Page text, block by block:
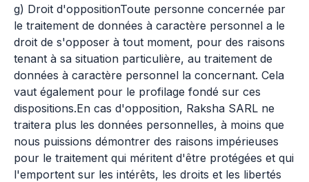
g) Droit d'oppositionToute personne concernée par
le traitement de données à caractère personnel a le
droit de s'opposer à tout moment, pour des raisons
tenant à sa situation particulière, au traitement de
données à caractère personnel la concernant. Cela
vaut également pour le profilage fondé sur ces
dispositions.En cas d'opposition, Raksha SARL ne
traitera plus les données personnelles, à moins que
nous puissions démontrer des raisons impérieuses
pour le traitement qui méritent d'être protégées et qui
l'emportent sur les intérêts, les droits et les libertés